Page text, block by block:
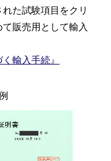
た試験項目をクリ
販売用として輸入
輸入手続』